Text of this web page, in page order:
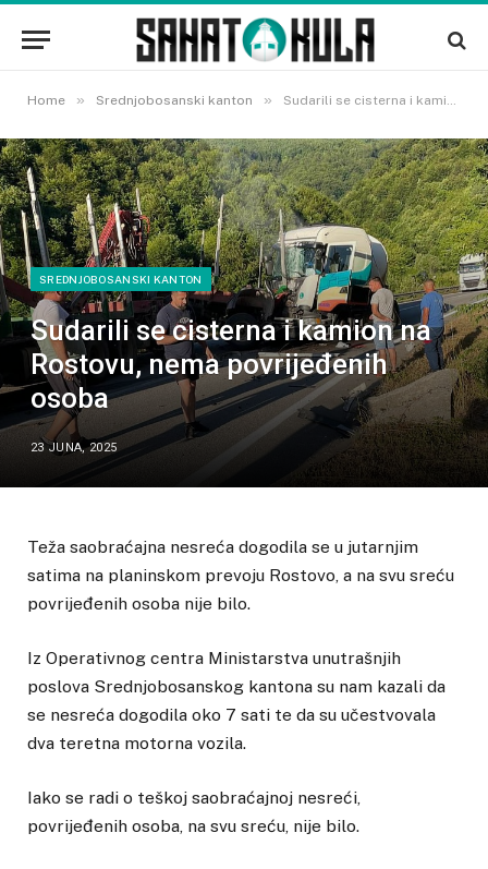
Home » Srednjobosanski kanton » Sudarili se cisterna i kamion na Rostovu, nema povrijeđenih osoba
SREDNJOBOSANSKI KANTON
Sudarili se cisterna i kamion na
Rostovu, nema povrijeđenih
osoba
23 JUNA, 2025
Teža saobraćajna nesreća dogodila se u jutarnjim
satima na planinskom prevoju Rostovo, a na svu sreću
povrijeđenih osoba nije bilo.
Iz Operativnog centra Ministarstva unutrašnjih
poslova Srednjobosanskog kantona su nam kazali da
se nesreća dogodila oko 7 sati te da su učestvovala
dva teretna motorna vozila.
Iako se radi o teškoj saobraćajnoj nesreći,
povrijeđenih osoba, na svu sreću, nije bilo.